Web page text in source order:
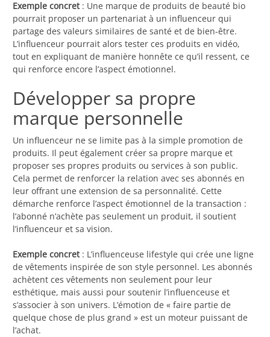
Exemple concret: Une marque de produits de beauté bio
pourrait proposer un partenariat à un influenceur qui
partage des valeurs similaires de santé et de bien-être.
L’influenceur pourrait alors tester ces produits en vidéo,
tout en expliquant de manière honnête ce qu’il ressent, ce
qui renforce encore l’aspect émotionnel.
Développer sa propre
marque personnelle
Un influenceur ne se limite pas à la simple promotion de
produits. Il peut également créer sa propre marque et
proposer ses propres produits ou services à son public.
Cela permet de renforcer la relation avec ses abonnés en
leur offrant une extension de sa personnalité. Cette
démarche renforce l’aspect émotionnel de la transaction :
l’abonné n’achète pas seulement un produit, il soutient
l’influenceur et sa vision.
Exemple concret: L’influenceuse lifestyle qui crée une ligne
de vêtements inspirée de son style personnel. Les abonnés
achètent ces vêtements non seulement pour leur
esthétique, mais aussi pour soutenir l’influenceuse et
s’associer à son univers. L’émotion de « faire partie de
quelque chose de plus grand » est un moteur puissant de
l’achat.